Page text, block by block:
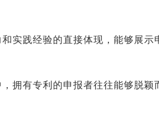
实践经验的直接体现，能够展示
拥有专利的申报者往往能够脱颖